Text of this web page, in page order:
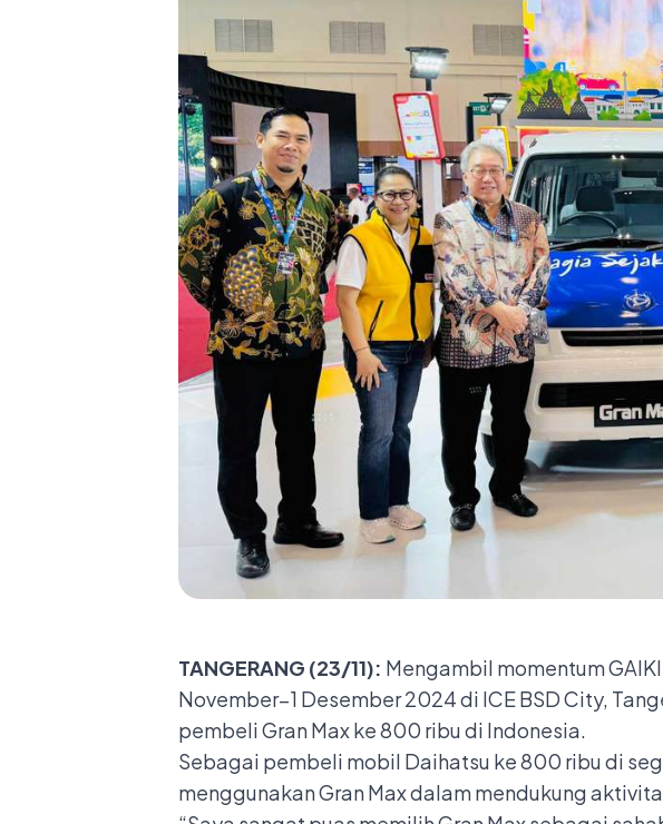
TANGERANG (23/11): Mengambil momentum
November–1 Desember 2024 di ICE BSD City,
pembeli Gran Max ke 800 ribu di Indonesia.
Sebagai pembeli mobil Daihatsu ke 800 ribu di
menggunakan Gran Max dalam mendukung